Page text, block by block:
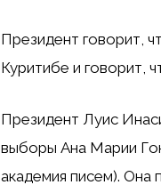
Президент говорит,
Куритибе и говорит,
Президент Луис
выборы Ана Марии
академия писем). Она